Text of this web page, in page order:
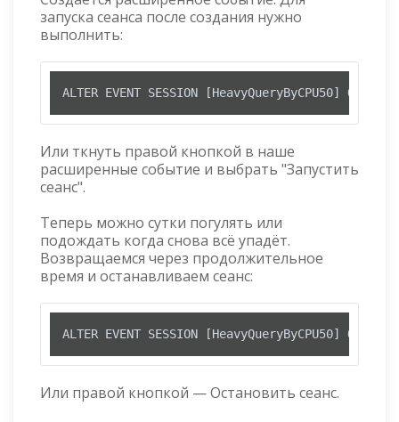
запуска сеанса после создания нужно
выполнить:
ALTER EVENT SESSION [HeavyQueryByCPU50] ON
Или ткнуть правой кнопкой в наше
расширенные событие и выбрать "Запустить
сеанс".
Теперь можно сутки погулять или
подождать когда снова всё упадёт.
Возвращаемся через продолжительное
время и останавливаем сеанс:
ALTER EVENT SESSION [HeavyQueryByCPU50] ON
Или правой кнопкой — Остановить сеанс.